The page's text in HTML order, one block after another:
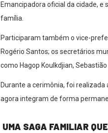
Emancipadora oficial da cidade, e
família.
Participaram também o vice-
Rogério Santos; os secretários
como Hagop Koulkdjian,
Durante a cerimônia, foi
agora integram de forma
UMA SAGA FAMILIAR